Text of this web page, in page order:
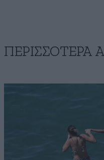
ΠΕΡΙΣΣΟΤΕΡΑ